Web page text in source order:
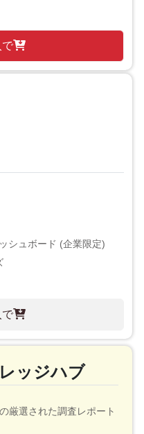
で
シュボード (企業限定)
新
以内）
で
ッジハブ
厳選された調査レポート